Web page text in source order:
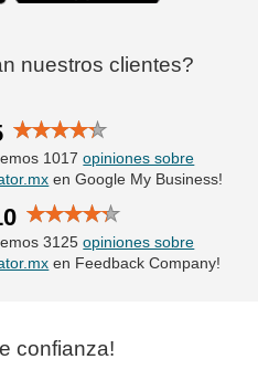
nuestros clientes?
1017opiniones sobre
en Google My Business!
3125opiniones sobre
en Feedback Company!
confianza!